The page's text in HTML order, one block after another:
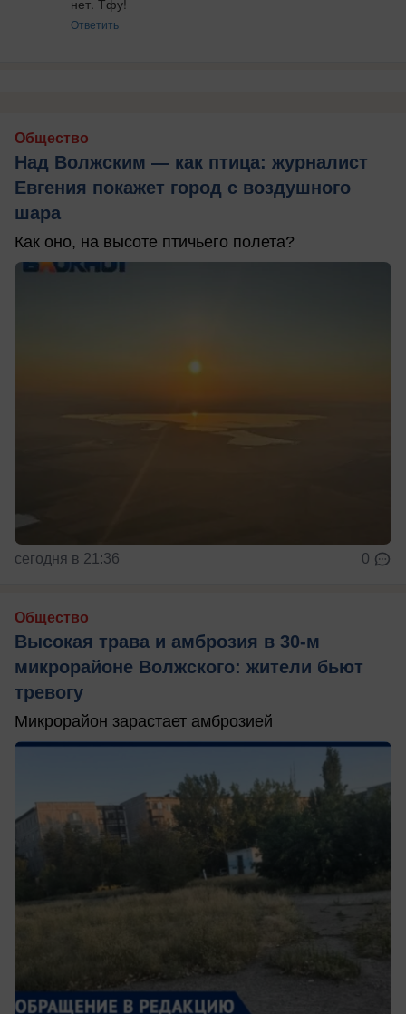
Ответить
Общество
Над Волжским — как птица: журналист
Евгения покажет город с воздушного
шара
Как оно, на высоте птичьего полета?
сегодня в 21:36 0
Общество
Высокая трава и амброзия в 30‑м
микрорайоне Волжского: жители бьют
тревогу
Микрорайон зарастает амброзией